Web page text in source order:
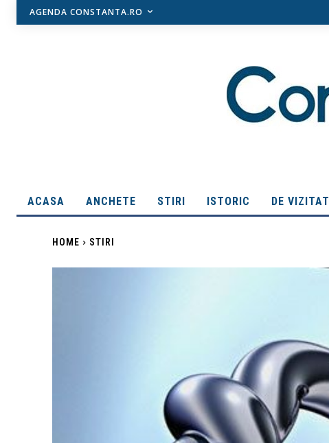
AGENDA CONSTANTA.RO
ACASA ANCHETE STIRI ISTORIC DE VIZITAT
HOME STIRI